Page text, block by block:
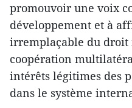
promouvoir une voix
développement et à
irremplaçable du
coopération
intérêts légitimes des
dans le système